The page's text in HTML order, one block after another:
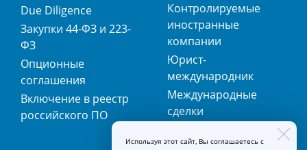
Due Diligence
Закупки 44-ФЗ и 223-
ФЗ
Опционные
соглашения
Включение в реестр
российского ПО
Контролируемые
иностранные
компании
Юрист-
международник
Международные
сделки
регистрация
Используя этот сайт, Вы соглашаетесь с